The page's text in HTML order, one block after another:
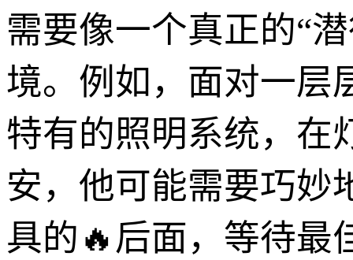
需要像一个真正的“
境。例如，面对一层
特有的照明系统，在
安，他可能需要巧妙
具的🔥后面，等待最